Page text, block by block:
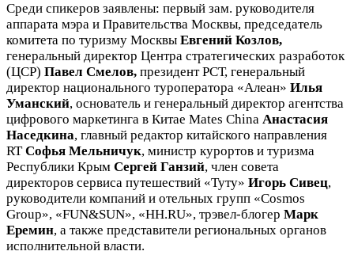
Среди спикеров заявлены: первый зам. руководителя
аппарата мэра и Правительства Москвы, председатель
комитета по туризму Москвы Евгений Козлов,
генеральный директор Центра стратегических разработок
(ЦСР) Павел Смелов, президент РСТ, генеральный
директор национального туроператора «Алеан» Илья
Уманский, основатель и генеральный директор агентства
цифрового маркетинга в Китае Mates China Анастасия
Наседкина, главный редактор китайского направления
RTСофья Мельничук, министр курортов и туризма
Республики Крым Сергей Ганзий, член совета
директоров сервиса путешествий «Туту» Игорь Сивец,
руководители компаний и отельных групп «Cosmos
Group», «FUN&SUN», «HH.RU», трэвел-блогер Марк
Еремин, а также представители региональных органов
исполнительной власти.